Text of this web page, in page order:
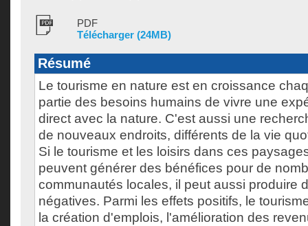
PDF
Télécharger (24MB)
Résumé
Le tourisme en nature est en croissance
partie des besoins humains de vivre une
direct avec la nature. C'est aussi une
de nouveaux endroits, différents de la vie
Si le tourisme et les loisirs dans ces
peuvent générer des bénéfices pour de
communautés locales, il peut aussi produire
négatives. Parmi les effets positifs, le
la création d'emplois, l'amélioration des